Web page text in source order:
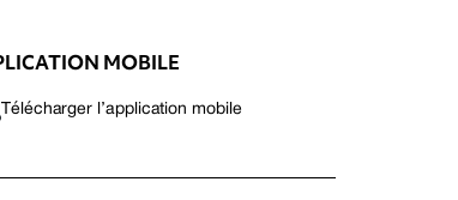
MOBILE
Télécharger l’application mobile